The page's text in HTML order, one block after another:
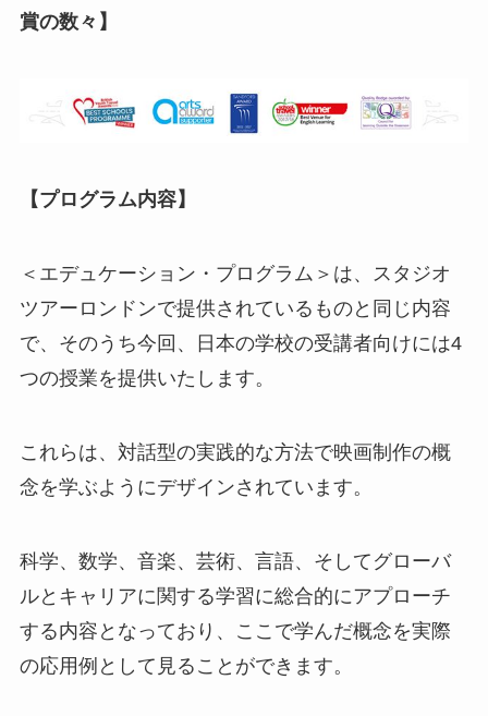
賞の数々】
【プログラム内容】
＜エデュケーション・プログラム＞は、スタジオ
ツアーロンドンで提供されているものと同じ内容
で、そのうち今回、日本の学校の受講者向けには4
つの授業を提供いたします。
これらは、対話型の実践的な方法で映画制作の概
念を学ぶようにデザインされています。
科学、数学、音楽、芸術、言語、そしてグローバ
ルとキャリアに関する学習に総合的にアプローチ
する内容となっており、ここで学んだ概念を実際
の応用例として見ることができます。